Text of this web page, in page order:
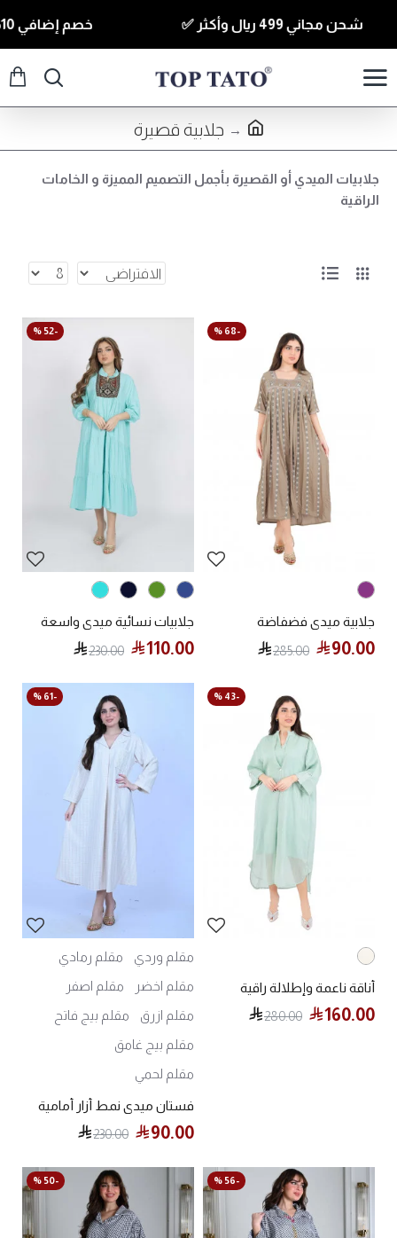
شحن مجاني 499 ريال وأكثر ✅ خصم إضافي 10% للقطع الي قيمتها 350 ريال وأكثر كود ( T10 ) ✅
جلابية قصيرة
جلابيات الميدي أو القصيرة بأجمل التصميم المميزة و الخامات
الراقية
-68 %
جلابية ميدي فضفاضة
90.00
285.00
-52 %
جلابيات نسائية ميدي واسعة
110.00
230.00
-43 %
أناقة ناعمة وإطلالة راقية
160.00
280.00
-61 %
مقلم وردي
مقلم رمادي
مقلم اخضر
مقلم اصفر
مقلم ازرق
مقلم بيج فاتح
مقلم بيج غامق
مقلم لحمي
فستان ميدي نمط أزار أمامية
90.00
230.00
-56 %
-50 %